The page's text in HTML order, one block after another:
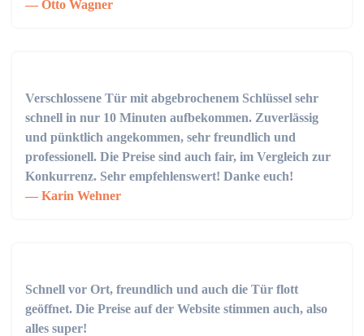
Otto Wagner
Verschlossene Tür mit abgebrochenem Schlüssel sehr
schnell in nur 10 Minuten aufbekommen. Zuverlässig
und pünktlich angekommen, sehr freundlich und
professionell. Die Preise sind auch fair, im Vergleich zur
Konkurrenz. Sehr empfehlenswert! Danke euch!
Karin Wehner
Schnell vor Ort, freundlich und auch die Tür flott
geöffnet. Die Preise auf der Website stimmen auch, also
alles super!